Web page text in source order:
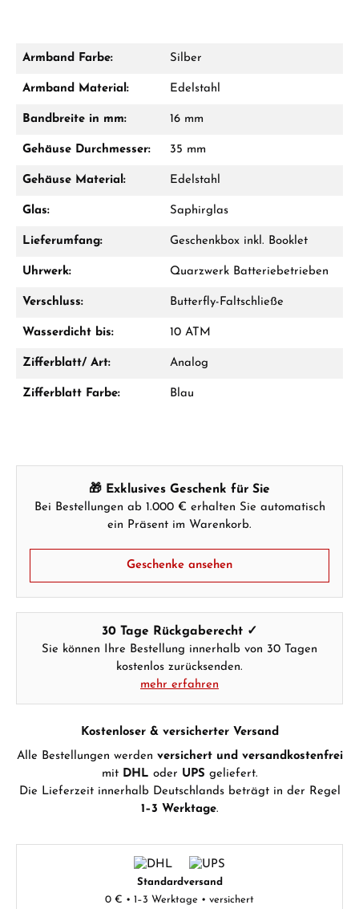
Ab 1.000 € Bestellwert erhalten Sie ein
Geschenk im Warenkorb.
Hersteller- & Produktsicherheit
Armband Farbe: Silber
Armband Material: Edelstahl
Bandbreite in mm: 16 mm
Gehäuse Durchmesser: 35 mm
Gehäuse Material: Edelstahl
Glas: Saphirglas
Lieferumfang: Geschenkbox inkl. Booklet
Uhrwerk: Quarzwerk Batteriebetrieben
Verschluss: Butterfly-Faltschließe
Wasserdicht bis: 10 ATM
Zifferblatt/ Art: Analog
Zifferblatt Farbe: Blau
🎁 Exklusives Geschenk für Sie
Bei Bestellungen ab 1.000 € erhalten Sie automatisch
ein Präsent im Warenkorb.
Geschenke ansehen
30 Tage Rückgaberecht ✓
Sie können Ihre Bestellung innerhalb von 30 Tagen
kostenlos zurücksenden.
mehr erfahren
Kostenloser & versicherter Versand
Alle Bestellungen werden versichert und versandkostenfrei
mit DHL oder UPS geliefert.
Die Lieferzeit innerhalb Deutschlands beträgt in der Regel
1–3 Werktage.
Standardversand
0 € • 1–3 Werktage • versichert